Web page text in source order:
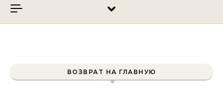
ВОЗВРАТ НА ГЛАВНУЮ